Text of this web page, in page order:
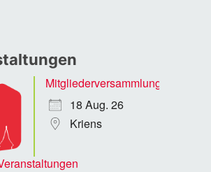
Mitgliederversammlung
18 Aug. 26
Kriens